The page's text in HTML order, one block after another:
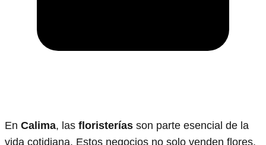
En Calima, las floristerías son parte esencial de la
vida cotidiana. Estos negocios no solo venden flores,